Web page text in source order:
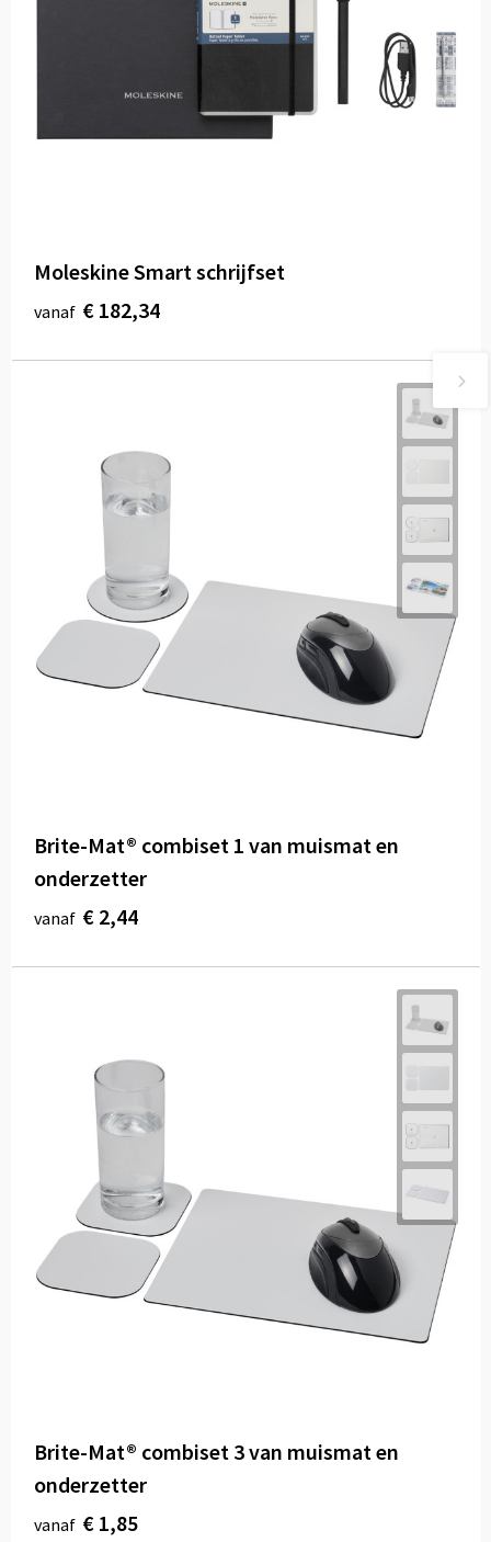
Moleskine Smart schrijfset
vanaf € 182,34
Brite-Mat® combiset 1 van muismat en
onderzetter
vanaf € 2,44
Brite-Mat® combiset 3 van muismat en
onderzetter
vanaf € 1,85